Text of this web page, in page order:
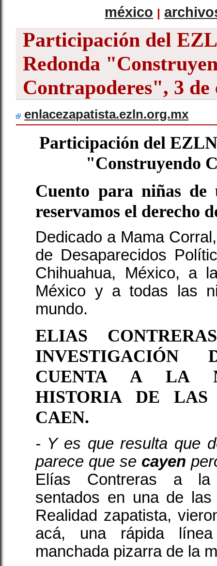
méxico |
Participación del
Redonda
Contrapoderes", 3 de
enlacezapatista.ezln.org.mx
Participación del
"Construyendo
Cuento para niñas de
reservamos el derecho
Dedicado a Mama
de Desaparecidos
Chihuahua, México, a
México y a todas las
mundo.
ELIAS
CUENTA A LA
HISTORIA DE LAS
CAEN.
- Y es que resulta que
parece que se cayen
Elías Contreras a la
sentados en una de
Realidad zapatista,
acá, una rápida
manchada pizarra de la